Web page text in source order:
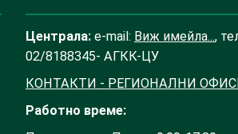
Централа: e-mail: Виж имейла...,
02/8188345- АГКК-ЦУ
КОНТАКТИ - РЕГИОНАЛНИ
Работно време: